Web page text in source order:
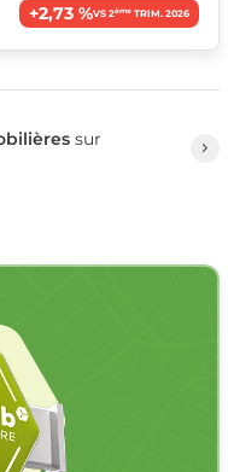
+2,73 %VS 2èmeTRIM. 2026
sur